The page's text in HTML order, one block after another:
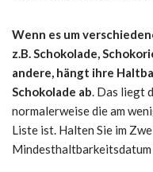
Wenn es um
z.B. Schokolade,
andere, hängt ihre
Schokolade ab. Das liegt
normalerweise die am
Liste ist. Halten Sie im